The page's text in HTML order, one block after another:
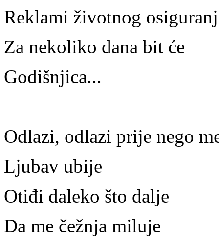
Reklami životnog
Za nekoliko dana bit će
Godišnjica...
Odlazi, odlazi prije nego
Ljubav ubije
Otiđi daleko što dalje
Da me čežnja miluje